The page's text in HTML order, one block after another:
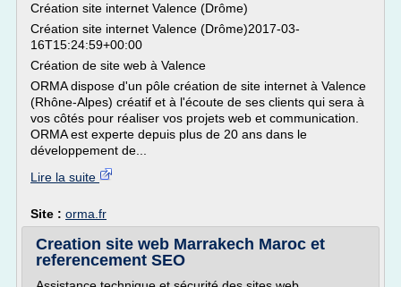
Création site internet Valence (Drôme)
Création site internet Valence (Drôme)2017-03-
16T15:24:59+00:00
Création de site web à Valence
ORMA dispose d'un pôle création de site internet à Valence
(Rhône-Alpes) créatif et à l'écoute de ses clients qui sera à
vos côtés pour réaliser vos projets web et communication.
ORMA est experte depuis plus de 20 ans dans le
développement de...
Lire la suite
Site : orma.fr
Creation site web Marrakech Maroc et
referencement SEO